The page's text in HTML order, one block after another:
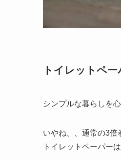
トイレットペー
シンプルな暮らしを
いやね、、通常の3倍
トイレットペーパー